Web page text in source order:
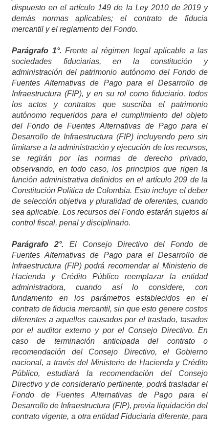
dispuesto en el artículo 149 de la Ley 2010 de 2019 y
demás normas aplicables; el contrato de fiducia
mercantil y el reglamento del Fondo.
Parágrafo 1°. Frente al régimen legal aplicable a las
sociedades fiduciarias, en la constitución y
administración del patrimonio autónomo del Fondo de
Fuentes Alternativas de Pago para el Desarrollo de
Infraestructura (FIP), y en su rol como fiduciario, todos
los actos y contratos que suscriba el patrimonio
autónomo requeridos para el cumplimiento del objeto
del Fondo de Fuentes Alternativas de Pago para el
Desarrollo de Infraestructura (FIP) incluyendo pero sin
limitarse a la administración y ejecución de los recursos,
se regirán por las normas de derecho privado,
observando, en todo caso, los principios que rigen la
función administrativa definidos en el artículo 209 de la
Constitución Política de Colombia. Esto incluye el deber
de selección objetiva y pluralidad de oferentes, cuando
sea aplicable. Los recursos del Fondo estarán sujetos al
control fiscal, penal y disciplinario.
Parágrafo 2°. El Consejo Directivo del Fondo de
Fuentes Alternativas de Pago para el Desarrollo de
Infraestructura (FIP) podrá recomendar al Ministerio de
Hacienda y Crédito Público reemplazar la entidad
administradora, cuando así lo considere, con
fundamento en los parámetros establecidos en el
contrato de fiducia mercantil, sin que esto genere costos
diferentes a aquellos causados por el traslado, tasados
por el auditor externo y por el Consejo Directivo. En
caso de terminación anticipada del contrato o
recomendación del Consejo Directivo, el Gobierno
nacional, a través del Ministerio de Hacienda y Crédito
Público, estudiará la recomendación del Consejo
Directivo y de considerarlo pertinente, podrá trasladar el
Fondo de Fuentes Alternativas de Pago para el
Desarrollo de Infraestructura (FIP), previa liquidación del
contrato vigente, a otra entidad Fiduciaria diferente, para